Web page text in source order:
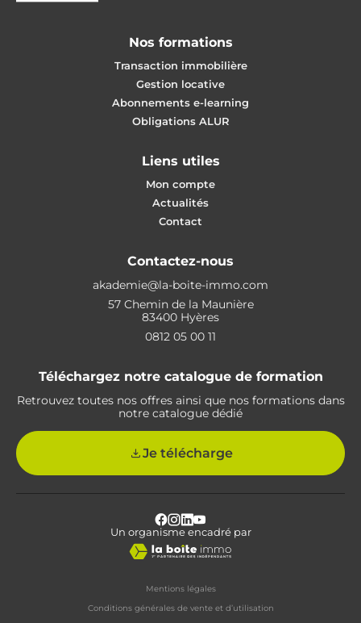
Nos formations
Transaction immobilière
Gestion locative
Abonnements e-learning
Obligations ALUR
Liens utiles
Mon compte
Actualités
Contact
Contactez-nous
akademie@la-boite-immo.com
57 Chemin de la Maunière
83400 Hyères
0812 05 00 11
Téléchargez notre catalogue de formation
Retrouvez toutes nos offres ainsi que nos formations dans
notre catalogue dédié
Je télécharge
Facebook
Profile
Instagram
Profile
LinkedIn
Profile
Profile
Un organisme encadré par
Mentions légales
Conditions générales de vente et d’utilisation